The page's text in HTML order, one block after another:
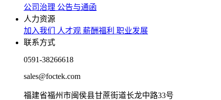
公司治理 公告与通函
人力资源
加入我们
人才观 薪酬福利 职业发展
联系方式
0591-38266618
sales@foctek.com
福建省福州市闽侯县甘蔗街道长龙中路33号